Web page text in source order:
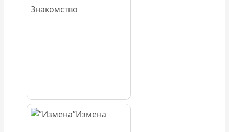
Знакомство
Измена